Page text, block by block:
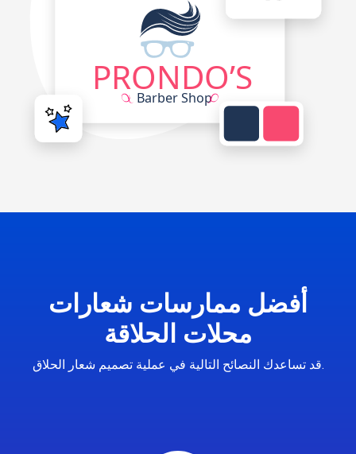
أفضل ممارسات شعارات
محلات الحلاقة
قد تساعدك النصائح التالية في عملية تصميم شعار الحلاق.